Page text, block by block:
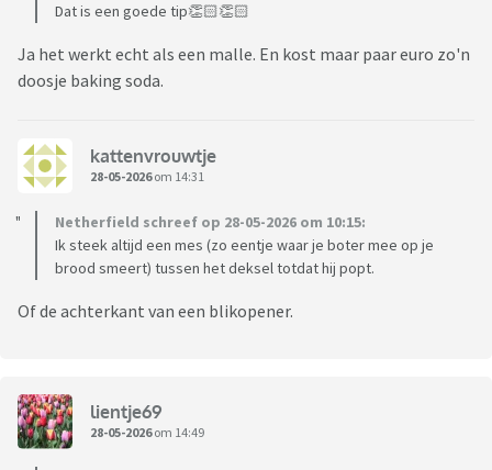
Dat is een goede tip👏🏻👏🏻
Ja het werkt echt als een malle. En kost maar paar euro zo'n
doosje baking soda.
kattenvrouwtje
28-05-2026om 14:31
Netherfield schreef op 28-05-2026 om 10:15:
Ik steek altijd een mes (zo eentje waar je boter mee op je
brood smeert) tussen het deksel totdat hij popt.
Of de achterkant van een blikopener.
lientje69
28-05-2026om 14:49